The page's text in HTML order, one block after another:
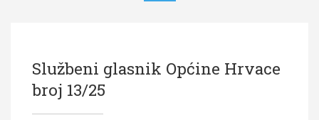
Vijesti
Obavijesti
Službeni glasnik Općine Hrvace
broj 13/25